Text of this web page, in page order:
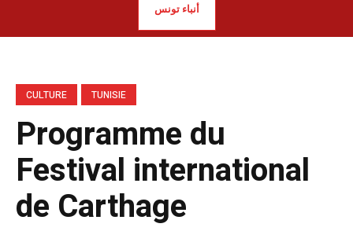
أنباء تونس
CULTURE TUNISIE
Programme du
Festival international
de Carthage